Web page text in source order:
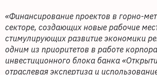
«Финансирование проектов в горно-
секторе, создающих новые рабочие
стимулирующих развитие экономики
одним из приоритетов в работе
инвестиционного блока банка
отраслевая экспертиза и